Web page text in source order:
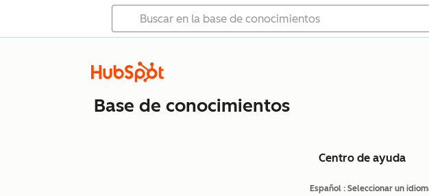
Base de conocimientos
Centro de ayuda
Español : Seleccionar un